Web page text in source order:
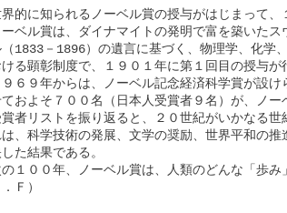
的に知られるノーベル賞の授与がはじまって、
ベル賞は、ダイナマイトの発明で富を築いたス
1833－1896）の遺言に基づく、物理学、化学
る顕彰制度で、１９０１年に第１回目の授与が
６９年からは、ノーベル記念経済科学賞が設け
およそ７００名（日本人受賞者９名）が、ノー
者リストを振り返ると、２０世紀がいかなる世
は、科学技術の発展、文学の奨励、世界平和の
た結果である。
１００年、ノーベル賞は、人類のどんな「歩み
．Ｆ）